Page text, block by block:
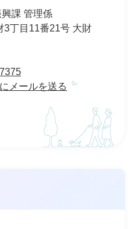
課 管理係
3丁目11番21号 大財
メールを送る